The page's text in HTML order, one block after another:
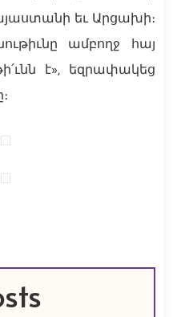
եւ Արցախի։
ամբողջ հայ
է», եզրափակեց